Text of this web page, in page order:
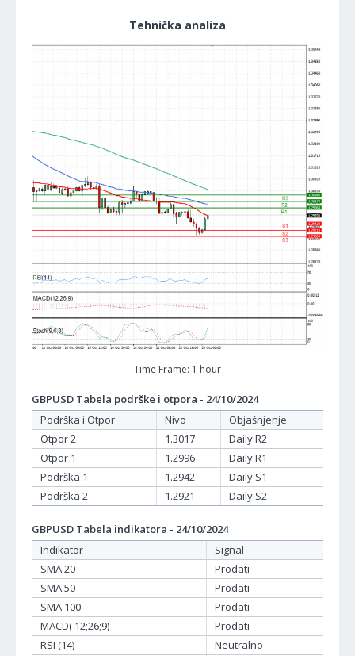
Tehnička analiza
Time Frame: 1 hour
GBPUSD Tabela podrške i otpora - 24/10/2024
Podrška i Otpor
Nivo
Objašnjenje
Otpor 2
1.3017
Daily R2
Otpor 1
1.2996
Daily R1
Podrška 1
1.2942
Daily S1
Podrška 2
1.2921 Daily S2
GBPUSD Tabela indikatora - 24/10/2024
Indikator
Signal
SMA 20
Prodati
SMA 50
Prodati
SMA 100
Prodati
MACD( 12;26;9)
Prodati
RSI (14)
Neutralno